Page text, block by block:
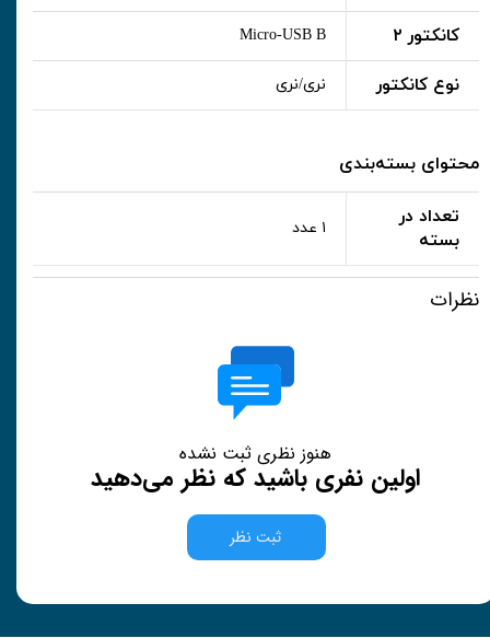
کانکتور ۲ Micro-USB B
نوع کانکتور نری/نری
محتوای بسته‌بندی
تعداد در
بسته
۱ عدد
نظرات
هنوز نظری ثبت نشده
اولین نفری باشید که نظر می‌دهید
ثبت نظر